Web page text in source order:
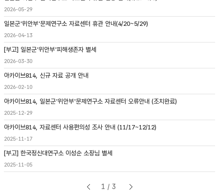
2026-05-29
일본군'위안부'문제연구소 자료센터 휴관 안내(4/20~5/29)
2026-04-13
[부고] 일본군'위안부'피해생존자 별세
2026-03-30
아카이브814, 신규 자료 공개 안내
2026-02-10
아카이브814, 일본군'위안부'문제연구소 자료센터 오류안내 (조치완료)
2025-12-29
아카이브814, 자료센터 사용편의성 조사 안내 (11/17~12/12)
2025-11-17
[부고] 한국정신대연구소 이성순 소장님 별세
2025-11-05
1/3